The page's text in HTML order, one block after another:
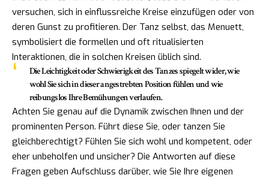
versuchen, sich in einflussreiche Kreise einzufügen oder von
deren Gunst zu profitieren. Der Tanz selbst, das Menuett,
symbolisiert die formellen und oft ritualisierten
Interaktionen, die in solchen Kreisen üblich sind.
Die Leichtigkeit oder Schwierigkeit des Tanzes spiegelt wider, wie
wohl Sie sich in dieser angestrebten Position fühlen und wie
reibungslos Ihre Bemühungen verlaufen.
Achten Sie genau auf die Dynamik zwischen Ihnen und der
prominenten Person. Führt diese Sie, oder tanzen Sie
gleichberechtigt? Fühlen Sie sich wohl und kompetent, oder
eher unbeholfen und unsicher? Die Antworten auf diese
Fragen geben Aufschluss darüber, wie Sie Ihre eigenen